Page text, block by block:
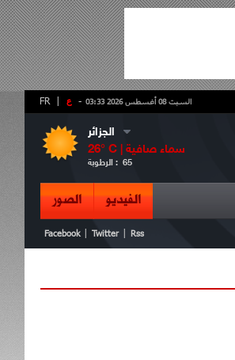
- ع FR السبت 08 أغسطس 2026 03:33
الجزائر
26° C | سماء صافية
الرطوبة : 65
الفيديو الصور
Facebook Twitter Rss